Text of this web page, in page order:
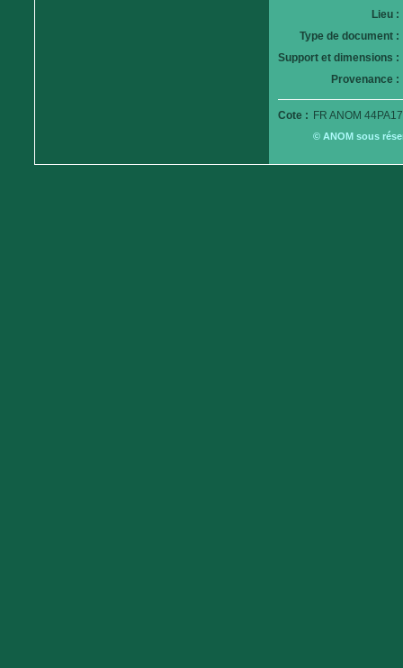
Lieu :
Type de document :
Support et dimensions :
Provenance :
Cote : FR ANOM
© ANOM sous